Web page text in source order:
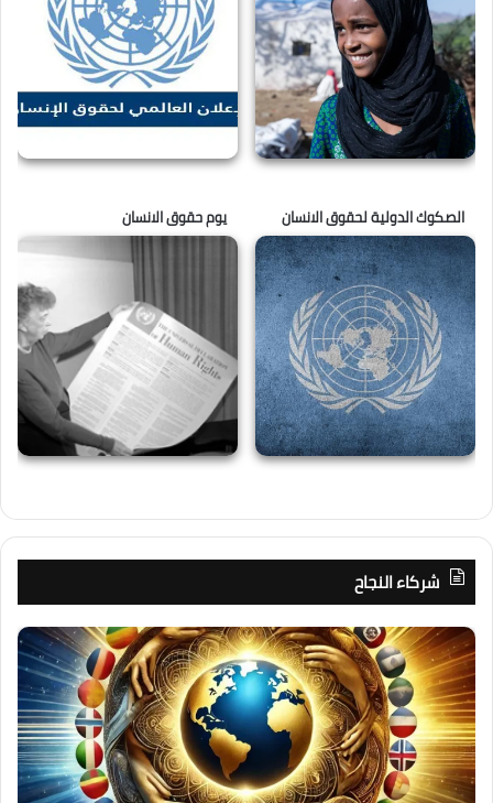
الصكوك الدولية لحقوق الانسان يوم حقوق الانسان
شركاء النجاح